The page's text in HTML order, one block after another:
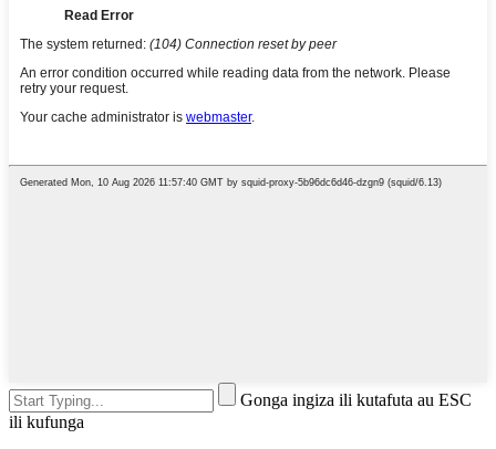
Gonga ingiza ili kutafuta au ESC
ili kufunga